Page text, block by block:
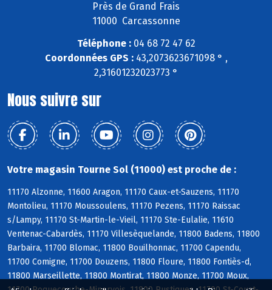
Près de Grand Frais
11000 Carcassonne
Téléphone :04 68 72 47 62
Coordonnées GPS :43,2073623671098 ° ,
2,31601232023773 °
Nous suivre sur
Votre magasin Tourne Sol (11000) est proche de :
11170 Alzonne, 11600 Aragon, 11170 Caux-et-Sauzens, 11170
Montolieu, 11170 Moussoulens, 11170 Pezens, 11170 Raissac
s/Lampy, 11170 St-Martin-le-Vieil, 11170 Ste-Eulalie, 11610
Ventenac-Cabardès, 11170 Villesèquelande, 11800 Badens, 11800
Barbaira, 11700 Blomac, 11800 Bouilhonnac, 11700 Capendu,
11700 Comigne, 11700 Douzens, 11800 Floure, 11800 Fontiès-d,
11800 Marseillette, 11800 Montirat, 11800 Monze, 11700 Moux,